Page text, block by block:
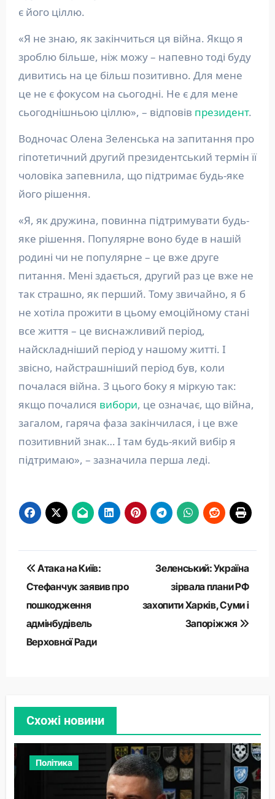
є його ціллю.
«Я не знаю, як закінчиться ця війна. Якщо я
зроблю більше, ніж можу – напевно тоді буду
дивитись на це більш позитивно. Для мене
це не є фокусом на сьогодні. Не є для мене
сьогоднішньою ціллю», – відповів президент.
Водночас Олена Зеленська на запитання про
гіпотетичний другий президентський термін її
чоловіка запевнила, що підтримає будь-яке
його рішення.
«Я, як дружина, повинна підтримувати будь-
яке рішення. Популярне воно буде в нашій
родині чи не популярне – це вже друге
питання. Мені здається, другий раз це вже не
так страшно, як перший. Тому звичайно, я б
не хотіла прожити в цьому емоційному стані
все життя – це виснажливий період,
найскладніший період у нашому житті. І
звісно, найстрашніший період був, коли
почалася війна. З цього боку я міркую так:
якщо почалися вибори, це означає, що війна,
загалом, гаряча фаза закінчилася, і це вже
позитивний знак… І там будь-який вибір я
підтримаю», – зазначила перша леді.
Навігація
записів
Атака на Київ:
Стефанчук заявив про
пошкодження
адмінбудівель
Верховної Ради
Зеленський: Україна
зірвала плани РФ
захопити Харків, Суми і
Запоріжжя
Схожі новини
Політика